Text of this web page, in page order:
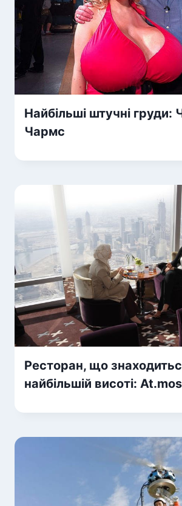
Найбільші штучні груди:
Чармс
Ресторан, що
найбільшій висоті: